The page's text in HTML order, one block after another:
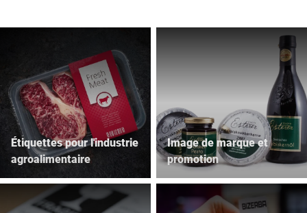
Étiquettes pour l'industrie
agroalimentaire
Image de marque et
promotion